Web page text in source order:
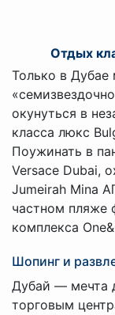
Отдых
Только в Дубае
окунуться в
класса люкс
Поужинать в
Versace Dubai,
Jumeirah Mina
частном пляже
комплекса
Шопинг и
Дубай — мечта
торговым